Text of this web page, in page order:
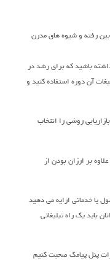
رفته و شیوه های مدرن
باشید که برای رشد در
آن دوره استفاده کنید و
روشی را انتخاب
بر ارزان بودن از
خدماتی ارایه می دهید
یک راه تبلیغاتی
پنل پیامک صحبت کنیم